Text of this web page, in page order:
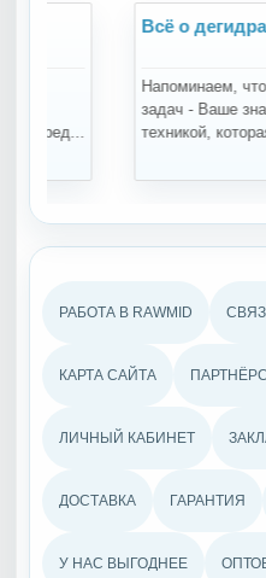
Всё о дегидраторах
Напоминаем, что одна
задач - Ваше
техникой, которая
РАБОТА В RAWMID
КАРТА САЙТА
ЛИЧНЫЙ КАБИНЕТ
ДОСТАВКА ГАРАНТИЯ
У НАС ВЫГОДНЕЕ